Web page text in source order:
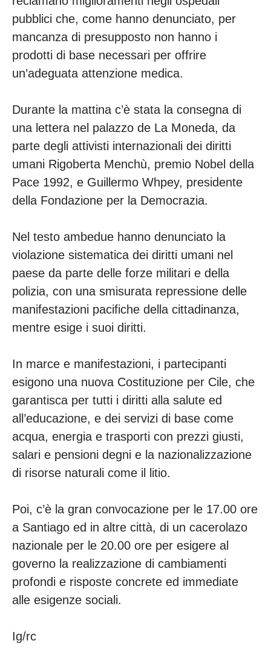
pubblici che, come hanno denunciato, per
mancanza di presupposto non hanno i
prodotti di base necessari per offrire
un’adeguata attenzione medica.
Durante la mattina c’è stata la consegna di
una lettera nel palazzo de La Moneda, da
parte degli attivisti internazionali dei diritti
umani Rigoberta Menchù, premio Nobel della
Pace 1992, e Guillermo Whpey, presidente
della Fondazione per la Democrazia.
Nel testo ambedue hanno denunciato la
violazione sistematica dei diritti umani nel
paese da parte delle forze militari e della
polizia, con una smisurata repressione delle
manifestazioni pacifiche della cittadinanza,
mentre esige i suoi diritti.
In marce e manifestazioni, i partecipanti
esigono una nuova Costituzione per Cile, che
garantisca per tutti i diritti alla salute ed
all’educazione, e dei servizi di base come
acqua, energia e trasporti con prezzi giusti,
salari e pensioni degni e la nazionalizzazione
di risorse naturali come il litio.
Poi, c’è la gran convocazione per le 17.00 ore
a Santiago ed in altre città, di un cacerolazo
nazionale per le 20.00 ore per esigere al
governo la realizzazione di cambiamenti
profondi e risposte concrete ed immediate
alle esigenze sociali.
Ig/rc